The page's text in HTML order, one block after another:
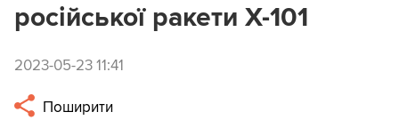
російської ракети Х-101
2023-05-23 11:41
Поширити